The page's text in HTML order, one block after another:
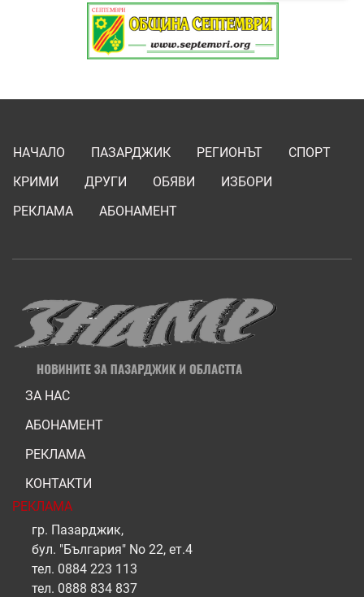
НАЧАЛО ПАЗАРДЖИК РЕГИОНЪТ
СПОРТ
КРИМИ
ДРУГИ ОБЯВИ
ИЗБОРИ
РЕКЛАМА
АБОНАМЕНТ
ЗА НАС
АБОНАМЕНТ
РЕКЛАМА
КОНТАКТИ
РЕКЛАМА
гр. Пазарджик,
бул. "България" No 22, ет.4
тел. 0884 223 113
тел. 0888 834 837